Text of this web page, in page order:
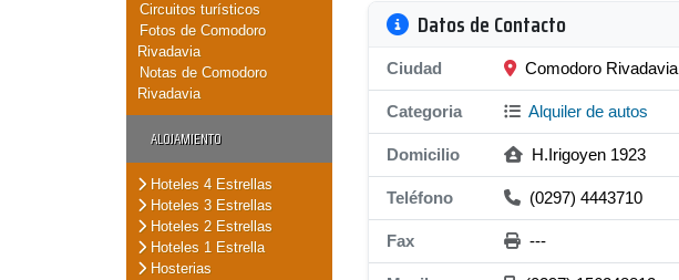
Circuitos turísticos
Fotos de Comodoro
Rivadavia
Notas de Comodoro
Rivadavia
ALOJAMIENTO
Hoteles 4 Estrellas
Hoteles 3 Estrellas
Hoteles 2 Estrellas
Hoteles 1 Estrella
Hosterias
Datos de Contacto
Ciudad Comodoro Rivadavia
Categoria Alquiler de autos
Domicilio H.Irigoyen 1923
Teléfono (0297) 4443710
Fax ---